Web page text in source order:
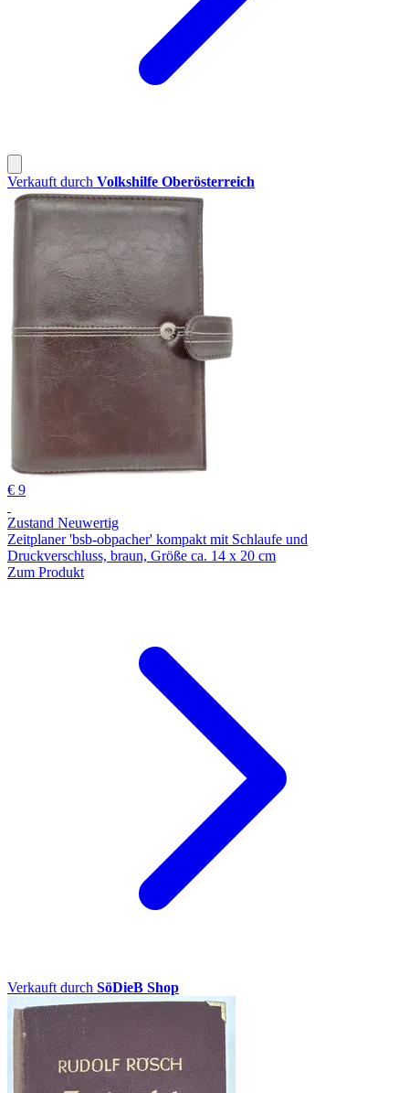
Verkauft durch Volkshilfe Oberösterreich
€ 9
Zustand Neuwertig
Zeitplaner 'bsb-obpacher' kompakt mit Schlaufe und
Druckverschluss, braun, Größe ca. 14 x 20 cm
Zum Produkt
Verkauft durch SöDieB Shop